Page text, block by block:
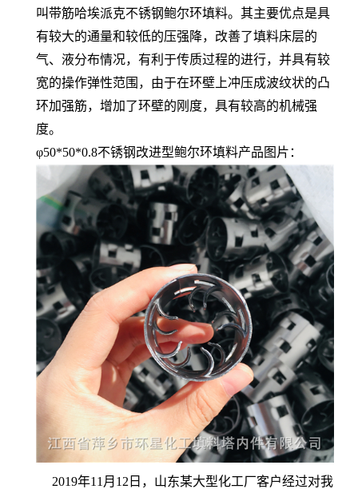
叫带筋哈埃派克不锈钢鲍尔环填料。其主要优点是具
有较大的通量和较低的压强降，改善了填料床层的
气、液分布情况，有利于传质过程的进行，并具有较
宽的操作弹性范围，由于在环壁上冲压成波纹状的凸
环加强筋，增加了环壁的刚度，具有较高的机械强
度。
φ50*50*0.8不锈钢改进型鲍尔环填料产品图片：
2019年11月12日，山东某大型化工厂客户经过对我